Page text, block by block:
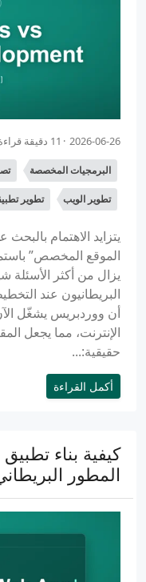
2026-06-26 11 دقيقة قراءة
البرمجيات المخصصة
تطوير الويب تطوير
يتزايد الاهتمام
يزال من أكثر الأسئلة
البريطانيون عند
الإنترنت، مما يجعل
حقيقية:...
أكمل القراءة
المطور